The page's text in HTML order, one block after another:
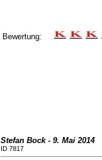
Bewertung:
Stefan Bock - 9. Mai 2014
ID 7817